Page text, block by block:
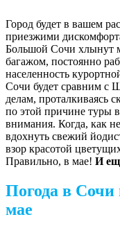
Город будет в вашем
приезжими
Большой Сочи хлынут
багажом, постоянно
населенность
Сочи будет сравним с
делам, проталкиваясь
по этой причине туры
внимания. Когда, как
вдохнуть свежий
взор красотой
Правильно, в мае! И
Погода в Сочи
мае